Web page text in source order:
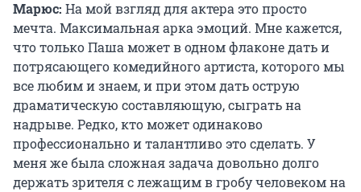
Марюс: На мой взгляд для актера это просто
мечта. Максимальная арка эмоций. Мне кажется,
что только Паша может в одном флаконе дать и
потрясающего комедийного артиста, которого мы
все любим и знаем, и при этом дать острую
драматическую составляющую, сыграть на
надрыве. Редко, кто может одинаково
профессионально и талантливо это сделать. У
меня же была сложная задача довольно долго
держать зрителя с лежащим в гробу человеком на